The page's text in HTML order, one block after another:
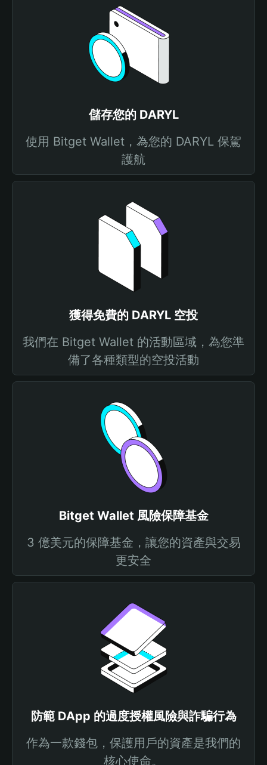
儲存您的 DARYL
使用 Bitget Wallet，為您的 DARYL 保駕
護航
獲得免費的 DARYL 空投
我們在 Bitget Wallet 的活動區域，為您準
備了各種類型的空投活動
Bitget Wallet 風險保障基金
3 億美元的保障基金，讓您的資產與交易
更安全
防範 DApp 的過度授權風險與詐騙行為
作為一款錢包，保護用戶的資產是我們的
核心使命。